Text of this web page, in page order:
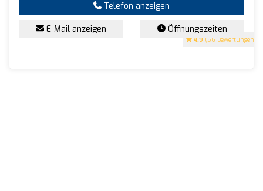
4.9 (56 Bewertungen)
Telefon anzeigen
E-Mail anzeigen Öffnungszeiten